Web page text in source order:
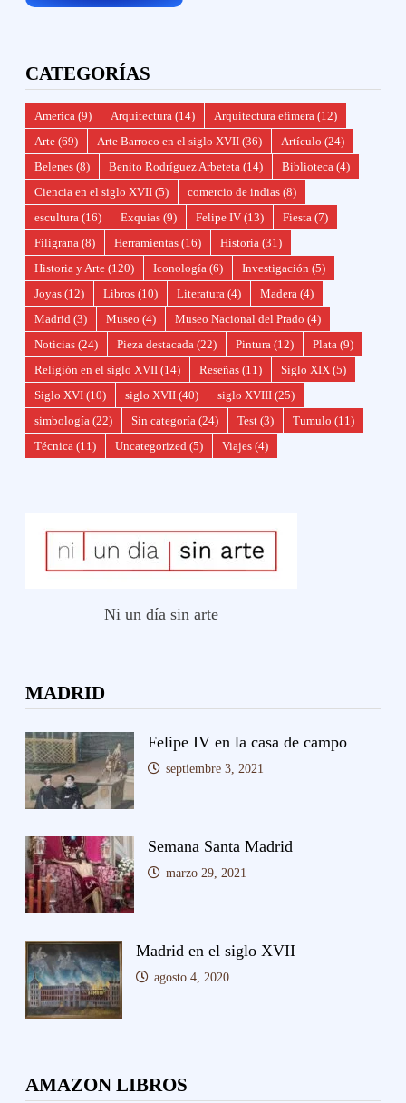
CATEGORÍAS
America (9) Arquitectura (14) Arquitectura efímera (12)
Arte (69) Arte Barroco en el siglo XVII (36) Artículo (24)
Belenes (8) Benito Rodríguez Arbeteta (14) Biblioteca (4)
Ciencia en el siglo XVII (5) comercio de indias (8)
escultura (16) Exquias (9) Felipe IV (13) Fiesta (7)
Filigrana (8) Herramientas (16) Historia (31)
Historia y Arte (120) Iconología (6) Investigación (5)
Joyas (12) Libros (10) Literatura (4) Madera (4)
Madrid (3) Museo (4) Museo Nacional del Prado (4)
Noticias (24) Pieza destacada (22) Pintura (12) Plata (9)
Religión en el siglo XVII (14) Reseñas (11) Siglo XIX (5)
Siglo XVI (10) siglo XVII (40) siglo XVIII (25)
simbología (22) Sin categoría (24) Test (3) Tumulo (11)
Técnica (11) Uncategorized (5) Viajes (4)
Ni un día sin arte
MADRID
Felipe IV en la casa de campo
septiembre 3, 2021
Semana Santa Madrid
marzo 29, 2021
Madrid en el siglo XVII
agosto 4, 2020
AMAZON LIBROS